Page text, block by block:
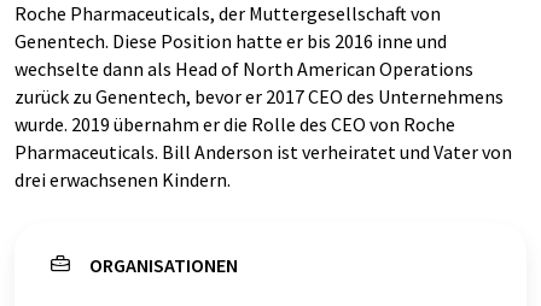
Roche Pharmaceuticals, der Muttergesellschaft von
Genentech. Diese Position hatte er bis 2016 inne und
wechselte dann als Head of North American Operations
zurück zu Genentech, bevor er 2017 CEO des Unternehmens
wurde. 2019 übernahm er die Rolle des CEO von Roche
Pharmaceuticals. Bill Anderson ist verheiratet und Vater von
drei erwachsenen Kindern.
ORGANISATIONEN